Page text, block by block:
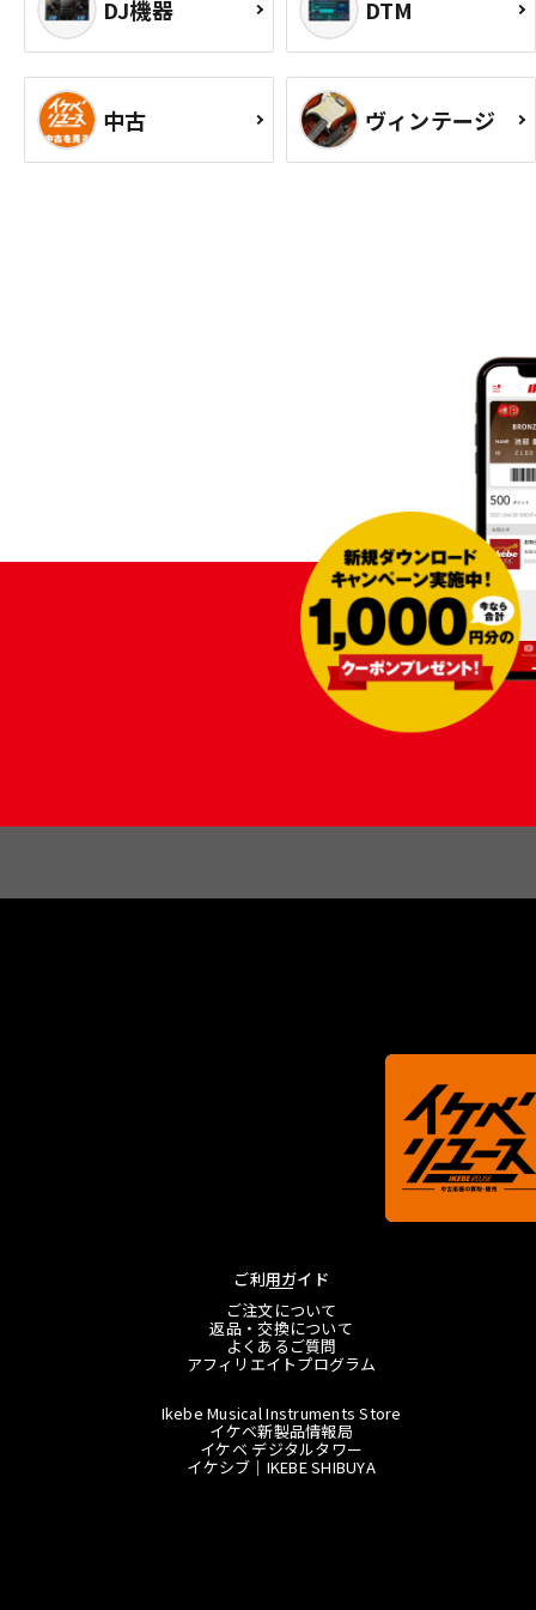
DJ機器 DTM
中古 ヴィンテージ
ご利用ガイド
ご注文について
返品・交換について
よくあるご質問
アフィリエイトプログラム
Ikebe Musical Instruments Store
イケベ新製品情報局
イケベ デジタルタワー
イケシブ｜IKEBE SHIBUYA